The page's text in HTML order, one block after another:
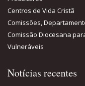
Centros de Vida Cristã
Comissões,
Comissão Diocesana
Vulneráveis
Notícias recentes